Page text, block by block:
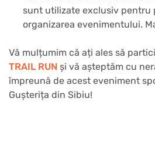
sunt utilizate exclusiv pentru
organizarea evenimentului.
Vă mulțumim că ați ales să
TRAIL RUN și vă așteptăm cu
împreună de acest eveniment
Gușterița din Sibiu!